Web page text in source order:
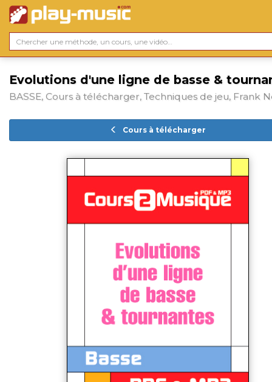
Evolutions d'une ligne de basse &
BASSE, Cours à télécharger, Techniques de jeu, Frank
Cours à télécharger